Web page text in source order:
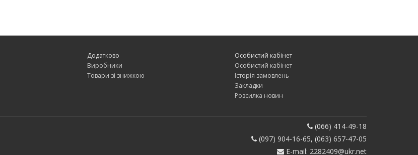
Додатково
Виробники
Товари зі знижкою
Особистий кабінет
Особистий кабінет
Історія замовлень
Закладки
Розсилка новин
(066) 414-49-18
(097) 904-16-65, (063) 657-47-05
E-mail: 2282409@ukr.net